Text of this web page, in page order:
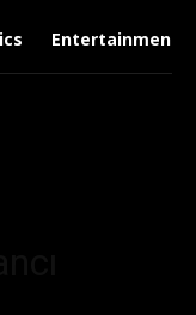
Entertainment